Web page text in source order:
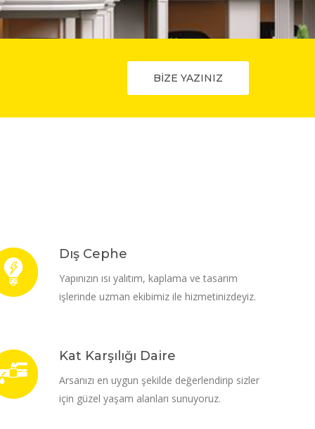
BİZE YAZINIZ
Dış Cephe
Yapınızın ısı yalıtım, kaplama ve tasarım
işlerinde uzman ekibimiz ile hizmetinizdeyiz.
Kat Karşılığı Daire
Arsanızı en uygun şekilde değerlendirip sizler
için güzel yaşam alanları sunuyoruz.